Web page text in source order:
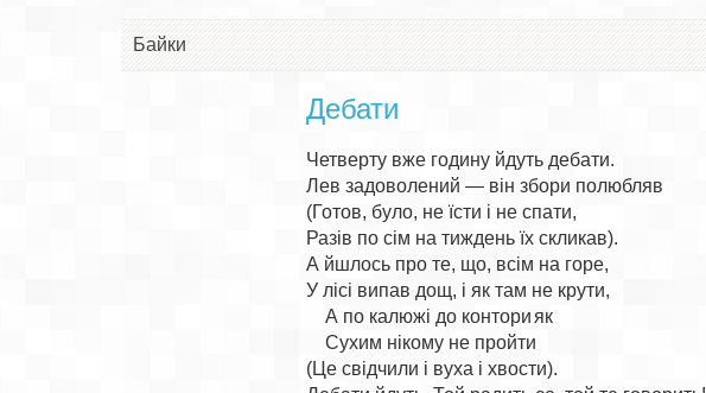
Байки
Дебати
Четверту вже годину йдуть дебати.
Лев задоволений — він збори полюбляв
(Готов, було, не їсти і не спати,
Разів по сім на тиждень їх скликав).
А йшлось про те, що, всім на горе,
У лісі випав дощ, і як там не крути,
    А по калюжі до контори	як
    Сухим нікому не пройти
(Це свідчили і вуха і хвости).